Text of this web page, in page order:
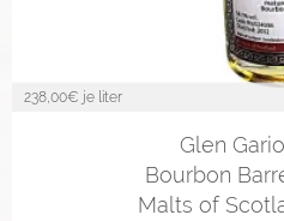
238,00€ je liter
Glen
Bourbon
Malts of